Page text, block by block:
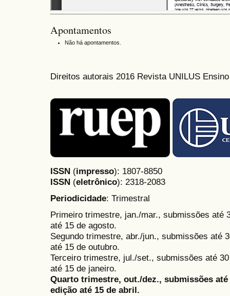
Apontamentos
Não há apontamentos.
Direitos autorais 2016 Revista UNILUS
ISSN (impresso): 1807-8850
ISSN (eletrônico): 2318-2083
Periodicidade: Trimestral
Primeiro trimestre, jan./mar., submissões até
até 15 de agosto.
Segundo trimestre, abr./jun., submissões até
até 15 de outubro.
Terceiro trimestre, jul./set., submissões até
até 15 de janeiro.
Quarto trimestre, out./dez., submissões
edição até 15 de abril.